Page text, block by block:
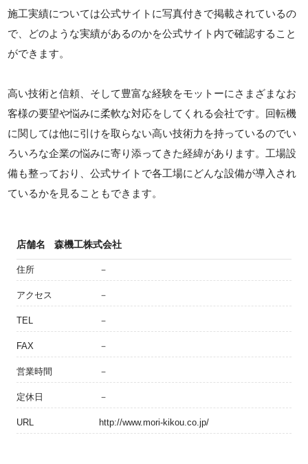
施工実績については公式サイトに写真付きで掲載されているの
で、どのような実績があるのかを公式サイト内で確認すること
ができます。
高い技術と信頼、そして豊富な経験をモットーにさまざまなお
客様の要望や悩みに柔軟な対応をしてくれる会社です。回転機
に関しては他に引けを取らない高い技術力を持っているのでい
ろいろな企業の悩みに寄り添ってきた経緯があります。工場設
備も整っており、公式サイトで各工場にどんな設備が導入され
ているかを見ることもできます。
店舗名 森機工株式会社
住所 －
アクセス －
TEL －
FAX －
営業時間 －
定休日 －
URL http://www.mori-kikou.co.jp/